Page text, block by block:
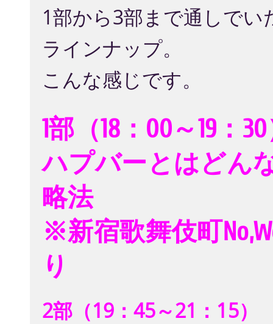
1部から3部まで通しで
ラインナップ。
こんな感じです。
1部（18：00～19：
ハプバーとはどん
略法
※新宿歌舞伎町
り
2部（19：45～21：15）